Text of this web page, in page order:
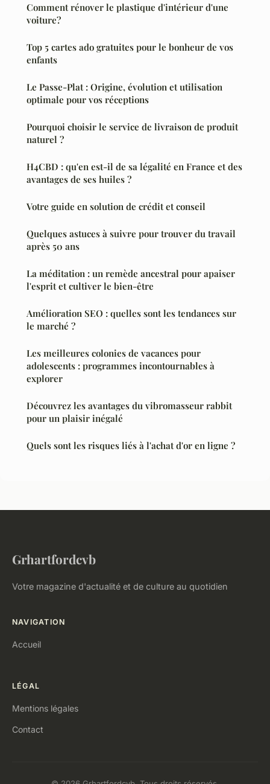
Comment rénover le plastique d'intérieur d'une
voiture?
Top 5 cartes ado gratuites pour le bonheur de vos
enfants
Le Passe-Plat : Origine, évolution et utilisation
optimale pour vos réceptions
Pourquoi choisir le service de livraison de produit
naturel ?
H4CBD : qu'en est-il de sa légalité en France et des
avantages de ses huiles ?
Votre guide en solution de crédit et conseil
Quelques astuces à suivre pour trouver du travail
après 50 ans
La méditation : un remède ancestral pour apaiser
l'esprit et cultiver le bien-être
Amélioration SEO : quelles sont les tendances sur
le marché ?
Les meilleures colonies de vacances pour
adolescents : programmes incontournables à
explorer
Découvrez les avantages du vibromasseur rabbit
pour un plaisir inégalé
Quels sont les risques liés à l'achat d'or en ligne ?
Grhartfordcvb
Votre magazine d'actualité et de culture au quotidien
NAVIGATION
Accueil
LÉGAL
Mentions légales
Contact